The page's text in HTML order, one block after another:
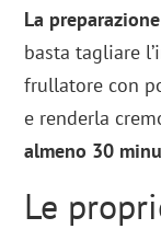
La
basta tagliare
frullatore con
e renderla
almeno 30
Le